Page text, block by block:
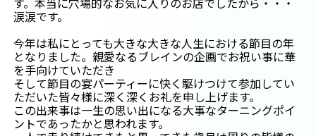
す。本当に穴場的なお気に入りのお店でしたから・・・
涙涙です。
今年は私にとっても大きな大きな人生における節目の年
となりました。親愛なるブレインの企画でお祝い事に華
を手向けていただき
そして節目の宴パーティーに快く駆けつけて参加してい
ただいた皆々様に深く深くお礼を申し上げます。
この出来事は一生の思い出になる大事なターニングポイ
ントであったかと思われます。